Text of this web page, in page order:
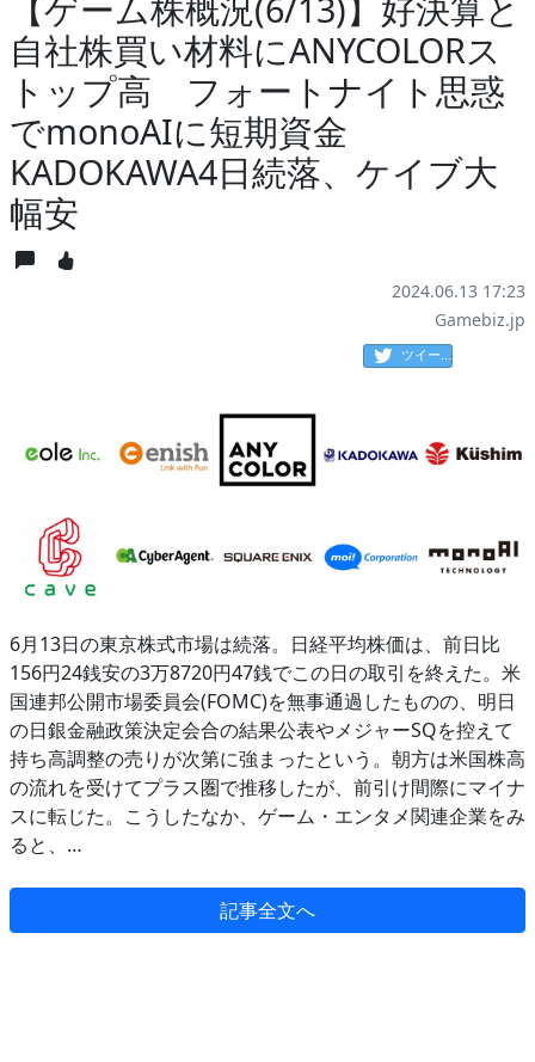
【ゲーム株概況(6/13)】好決算と
自社株買い材料にANYCOLORス
トップ高 フォートナイト思惑
でmonoAIに短期資金
KADOKAWA4日続落、ケイブ大
幅安
2024.06.13 17:23
Gamebiz.jp
ツイート
6月13日の東京株式市場は続落。日経平均株価は、前日比
156円24銭安の3万8720円47銭でこの日の取引を終えた。米
国連邦公開市場委員会(FOMC)を無事通過したものの、明日
の日銀金融政策決定会合の結果公表やメジャーSQを控えて
持ち高調整の売りが次第に強まったという。朝方は米国株高
の流れを受けてプラス圏で推移したが、前引け間際にマイナ
スに転じた。こうしたなか、ゲーム・エンタメ関連企業をみ
ると、…
記事全文へ